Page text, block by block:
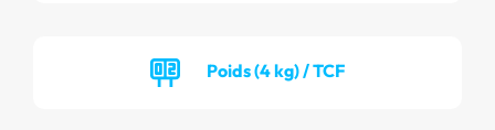
Poids (4 kg) / TCF